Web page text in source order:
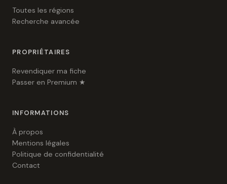
Toutes les régions
Recherche avancée
PROPRIÉTAIRES
Revendiquer ma fiche
Passer en Premium ★
INFORMATIONS
À propos
Mentions légales
Politique de confidentialité
Contact